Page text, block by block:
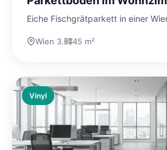
Eiche Fischgrätparkett in einer
Wien 3. 45 m²
Vinyl